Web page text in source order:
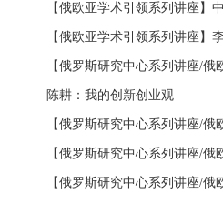
【俄欧亚学术引领系列讲座】
【俄欧亚学术引领系列讲座】
【俄罗斯研究中心系列讲座/
陈耕：我的创新创业观
【俄罗斯研究中心系列讲座/
【俄罗斯研究中心系列讲座/
【俄罗斯研究中心系列讲座/